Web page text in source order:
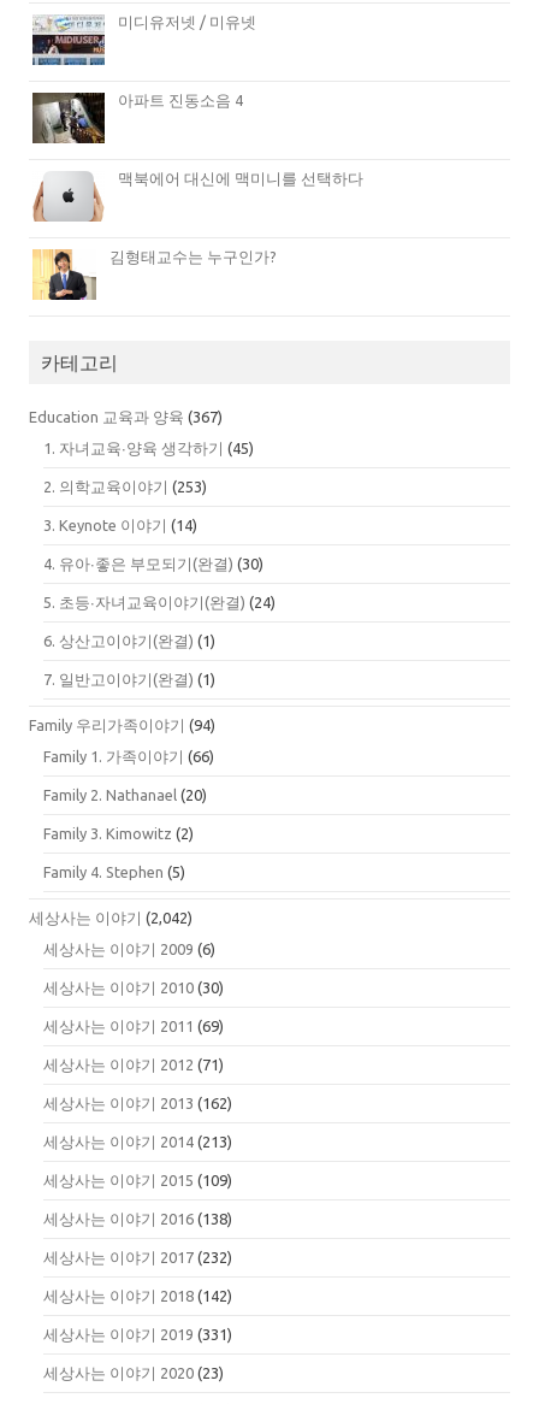
미디유저넷 / 미유넷
아파트 진동소음 4
맥북에어 대신에 맥미니를 선택하다
김형태교수는 누구인가?
카테고리
Education 교육과 양육 (367)
1. 자녀교육∙양육 생각하기 (45)
2. 의학교육이야기 (253)
3. Keynote 이야기 (14)
4. 유아∙좋은 부모되기(완결) (30)
5. 초등∙자녀교육이야기(완결) (24)
6. 상산고이야기(완결) (1)
7. 일반고이야기(완결) (1)
Family 우리가족이야기 (94)
Family 1. 가족이야기 (66)
Family 2. Nathanael (20)
Family 3. Kimowitz (2)
Family 4. Stephen (5)
세상사는 이야기 (2,042)
세상사는 이야기 2009 (6)
세상사는 이야기 2010 (30)
세상사는 이야기 2011 (69)
세상사는 이야기 2012 (71)
세상사는 이야기 2013 (162)
세상사는 이야기 2014 (213)
세상사는 이야기 2015 (109)
세상사는 이야기 2016 (138)
세상사는 이야기 2017 (232)
세상사는 이야기 2018 (142)
세상사는 이야기 2019 (331)
세상사는 이야기 2020 (23)